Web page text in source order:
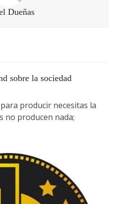
Dueñas
sobre la sociedad
producir necesitas la
no producen nada;